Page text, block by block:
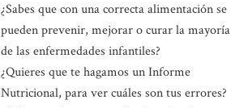
¿Sabes que con una correcta alimentación se
pueden prevenir, mejorar o curar la mayoría
de las enfermedades infantiles?
¿Quieres que te hagamos un Informe
Nutricional, para ver cuáles son tus errores?